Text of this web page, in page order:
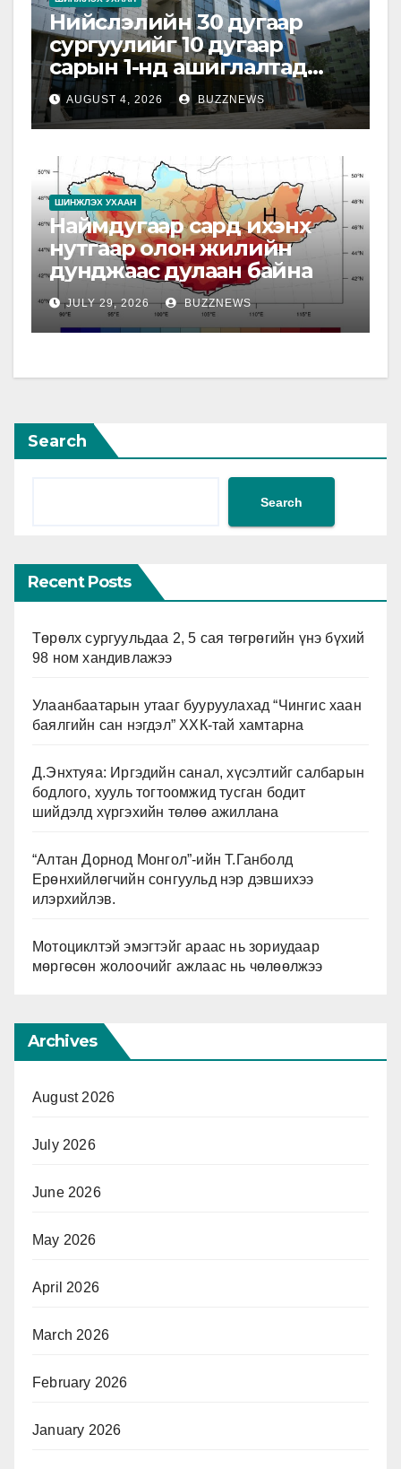
Нийслэлийн 30 дугаар
сургуулийг 10 дугаар
сарын 1-нд ашиглалтад
оруулна
AUGUST 4, 2026 BUZZNEWS
ШИНЖЛЭХ УХААН
Наймдугаар сард ихэнх
нутгаар олон жилийн
дунджаас дулаан байна
JULY 29, 2026 BUZZNEWS
Search
Search
Recent Posts
Төрөлх сургуульдаа 2, 5 сая төгрөгийн үнэ бүхий
98 ном хандивлажээ
Улаанбаатарын утааг бууруулахад “Чингис хаан
баялгийн сан нэгдэл” ХХК-тай хамтарна
Д.Энхтуяа: Иргэдийн санал, хүсэлтийг салбарын
бодлого, хууль тогтоомжид тусган бодит
шийдэлд хүргэхийн төлөө ажиллана
“Алтан Дорнод Монгол”-ийн Т.Ганболд
Ерөнхийлөгчийн сонгуульд нэр дэвшихээ
илэрхийлэв.
Мотоциклтэй эмэгтэйг араас нь зориудаар
мөргөсөн жолоочийг ажлаас нь чөлөөлжээ
Archives
August 2026
July 2026
June 2026
May 2026
April 2026
March 2026
February 2026
January 2026